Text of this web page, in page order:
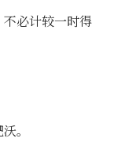
必计较一时得
。